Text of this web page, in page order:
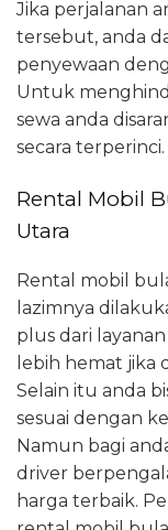
Jika perjalanan
tersebut, anda
penyewaan
Untuk
sewa anda
secara terperinci.
Rental Mobil
Utara
Rental mobil
lazimnya
plus dari
lebih hemat jika
Selain itu anda
sesuai dengan
Namun bagi
driver
harga terbaik.